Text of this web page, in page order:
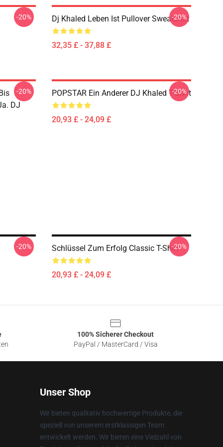
-20% Dj Khaled Leben Ist Pullover Sweatshirt
32,35 £ - 37,88 £
-20%
DJ
-20% POPSTAR Ein Anderer DJ Khaled T-Shirt
20,93 £ - 24,09 £
-20%
-20% Schlüssel Zum Erfolg Classic T-Shirt
20,93 £ - 24,09 £
-20%
100% Sicherer Checkout
PayPal / MasterCard / Visa
Unser Shop
Wir bieten qualitativ hochwertige Produkte, die
speziell von unserem erstklassigen Team
entwickelt werden. Wir bieten eine Vielzahl von